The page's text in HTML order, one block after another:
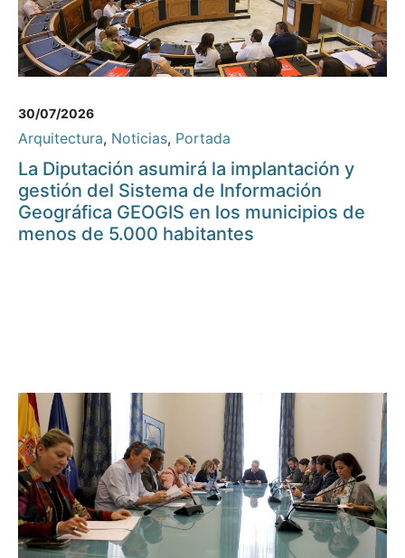
30/07/2026
Arquitectura, Noticias, Portada
La Diputación asumirá la implantación y
gestión del Sistema de Información
Geográfica GEOGIS en los municipios de
menos de 5.000 habitantes